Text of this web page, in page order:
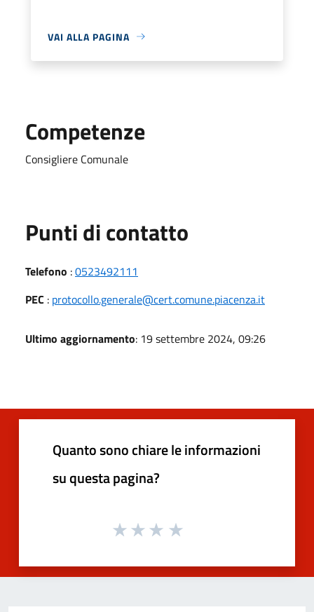
VAI ALLA PAGINA
Competenze
Consigliere Comunale
Punti di contatto
Telefono :0523492111
PEC : protocollo.generale@cert.comune.piacenza.it
Ultimo aggiornamento: 19 settembre 2024, 09:26
Quanto sono chiare le informazioni
su questa pagina?